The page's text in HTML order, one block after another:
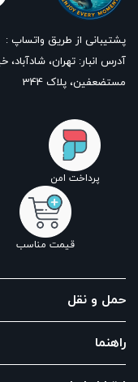
پشتیبانی از طریق واتساپ :
مستضعفین، پلاک 344
پرداخت امن
قیمت مناسب
حمل و نقل
راهنما